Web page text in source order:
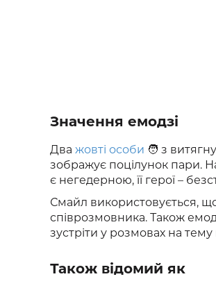
Значення емодзі
Два жовті особи 🧑 з
зображує поцілунок пари.
є негедерною, її герої –
Смайл використовується,
співрозмовника. Також
зустріти у розмовах на тему
Також відомий як